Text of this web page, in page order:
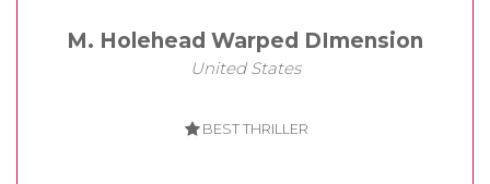
M. Holehead Warped DImension
United States
BEST THRILLER